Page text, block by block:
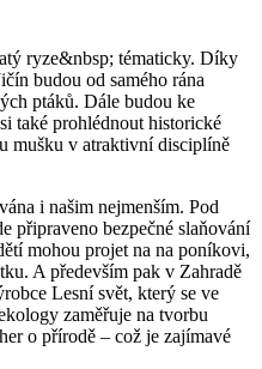
ryze&nbsp; tématicky. Díky
budou od samého rána
ptáků. Dále budou ke
také prohlédnout historické
mušku v atraktivní disciplíně
i našim nejmenším. Pod
připraveno bezpečné slaňování
mohou projet na na poníkovi,
A především pak v Zahradě
Lesní svět, který se ve
zaměřuje na tvorbu
o přírodě – což je zajímavé